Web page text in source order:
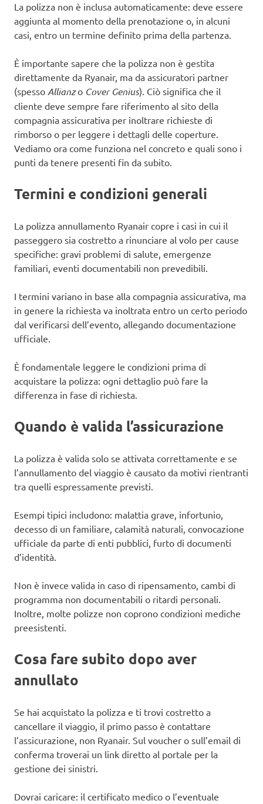
La polizza non è inclusa automaticamente: deve essere
aggiunta al momento della prenotazione o, in alcuni
casi, entro un termine definito prima della partenza.
È importante sapere che la polizza non è gestita
direttamente da Ryanair, ma da assicuratori partner
(spesso Allianzo Cover Genius). Ciò significa che il
cliente deve sempre fare riferimento al sito della
compagnia assicurativa per inoltrare richieste di
rimborso o per leggere i dettagli delle coperture.
Vediamo ora come funziona nel concreto e quali sono i
punti da tenere presenti fin da subito.
Termini e condizioni generali
La polizza annullamento Ryanair copre i casi in cui il
passeggero sia costretto a rinunciare al volo per cause
specifiche: gravi problemi di salute, emergenze
familiari, eventi documentabili non prevedibili.
I termini variano in base alla compagnia assicurativa, ma
in genere la richiesta va inoltrata entro un certo periodo
dal verificarsi dell’evento, allegando documentazione
ufficiale.
È fondamentale leggere le condizioni prima di
acquistare la polizza: ogni dettaglio può fare la
differenza in fase di richiesta.
Quando è valida l’assicurazione
La polizza è valida solo se attivata correttamente e se
l’annullamento del viaggio è causato da motivi rientranti
tra quelli espressamente previsti.
Esempi tipici includono: malattia grave, infortunio,
decesso di un familiare, calamità naturali, convocazione
ufficiale da parte di enti pubblici, furto di documenti
d’identità.
Non è invece valida in caso di ripensamento, cambi di
programma non documentabili o ritardi personali.
Inoltre, molte polizze non coprono condizioni mediche
preesistenti.
Cosa fare subito dopo aver
annullato
Se hai acquistato la polizza e ti trovi costretto a
cancellare il viaggio, il primo passo è contattare
l’assicurazione, non Ryanair. Sul voucher o sull’email di
conferma troverai un link diretto al portale per la
gestione dei sinistri.
Dovrai caricare: il certificato medico o l’eventuale